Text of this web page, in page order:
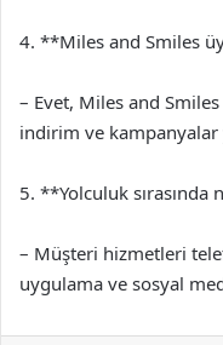
4. **Miles and Smiles
– Evet, Miles and
indirim ve kampanyalar
5. **Yolculuk sırasında
– Müşteri hizmetleri
uygulama ve sosyal